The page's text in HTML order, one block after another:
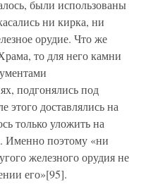
были использованы
ни кирка, ни
орудие. Что же
то для него камни
подгонялись под
этого доставлялись на
только уложить на
Именно поэтому «ни
железного орудия не
его»[95].